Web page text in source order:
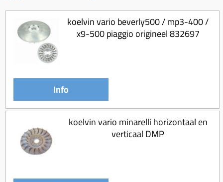
Koeling (delen)
Overbrenging
koelvin vario beverly500 / mp3-400 /
x9-500 piaggio origineel 832697
Info
koelvin vario minarelli horizontaal en
verticaal DMP